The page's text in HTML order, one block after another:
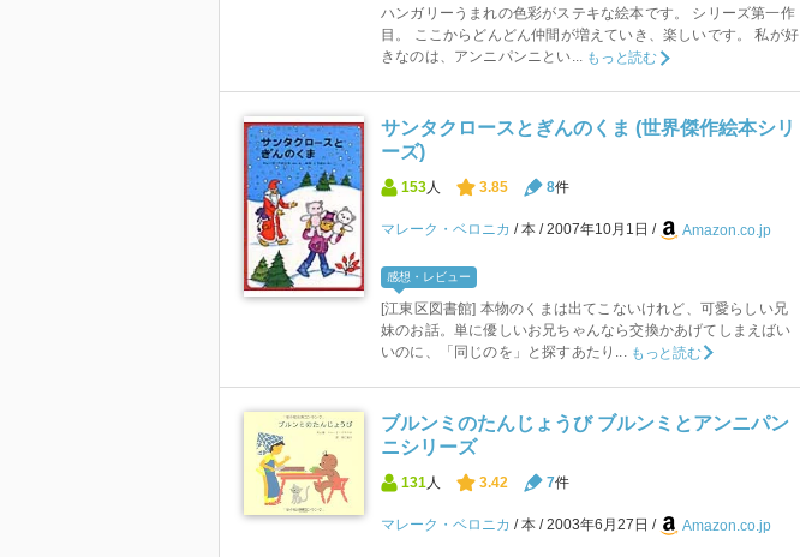
ハンガリーうまれの色彩がステキな絵本です。 シリーズ第一作
目。 ここからどんどん仲間が増えていき、楽しいです。 私が好
きなのは、アンニパンニとい... もっと読む
サンタクロースとぎんのくま (世界傑作絵本シリ
ーズ)
153人 3.85 8件
マレーク・ベロニカ 本 2007年10月1日 Amazon.co.jp
感想・レビュー
[江東区図書館] 本物のくまは出てこないけれど、可愛らしい兄
妹のお話。単に優しいお兄ちゃんなら交換かあげてしまえばい
いのに、「同じのを」と探すあたり... もっと読む
ブルンミのたんじょうび ブルンミとアンニパン
ニシリーズ
131 人 3.42 7件
マレーク・ベロニカ 本 2003年6月27日 Amazon.co.jp